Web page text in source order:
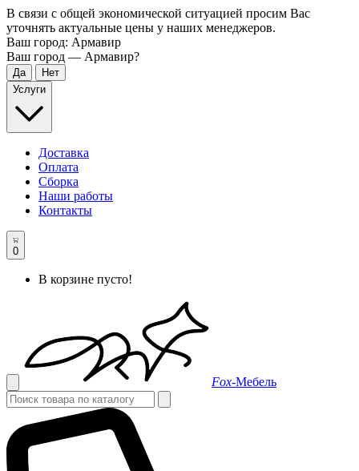
В связи с общей экономической ситуацией просим Вас
уточнять актуальные цены у наших менеджеров.
Ваш город: Армавир
Ваш город — Армавир?
Услуги
Доставка
Оплата
Сборка
Наши работы
Контакты
0
В корзине пусто!
Fox-Мебель